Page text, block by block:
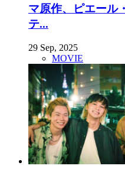
マ原作、ピエール
テ...
29 Sep, 2025
MOVIE